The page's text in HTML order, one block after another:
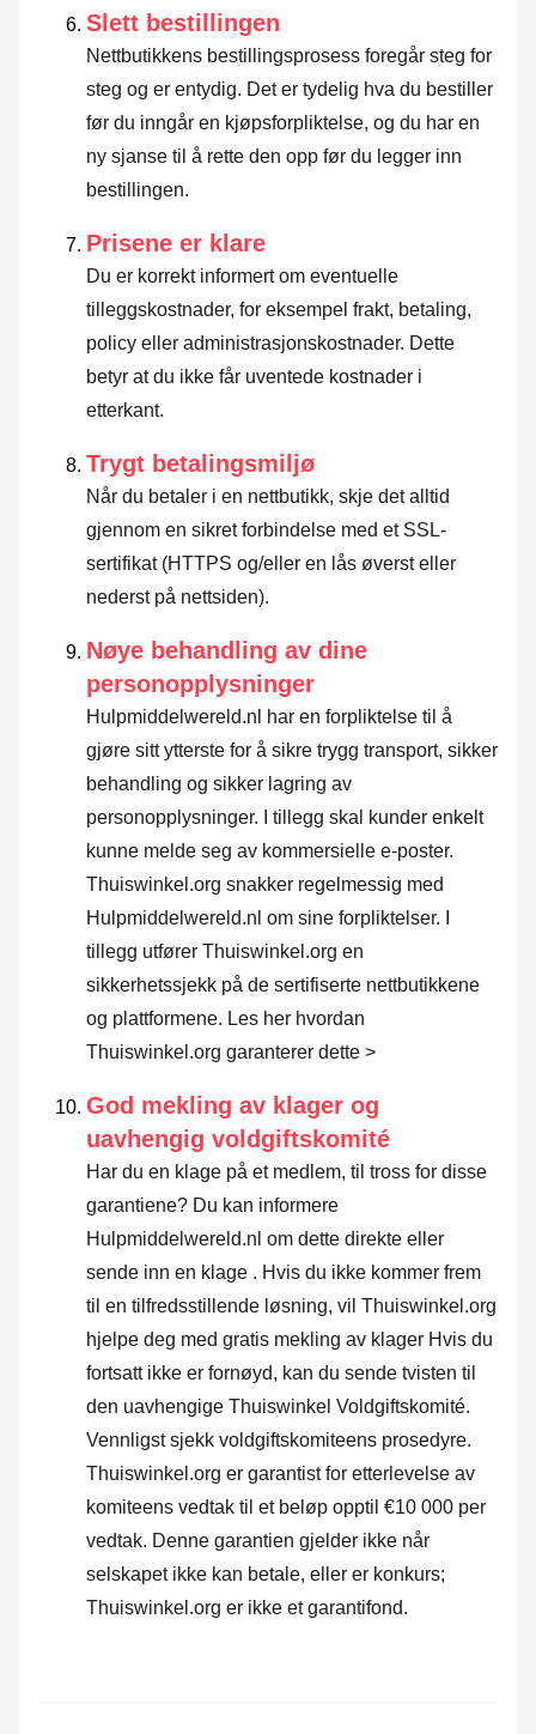
Slett bestillingen
Nettbutikkens bestillingsprosess foregår steg for
steg og er entydig. Det er tydelig hva du bestiller
før du inngår en kjøpsforpliktelse, og du har en
ny sjanse til å rette den opp før du legger inn
bestillingen.
Prisene er klare
Du er korrekt informert om eventuelle
tilleggskostnader, for eksempel frakt, betaling,
policy eller administrasjonskostnader. Dette
betyr at du ikke får uventede kostnader i
etterkant.
Trygt betalingsmiljø
Når du betaler i en nettbutikk, skje det alltid
gjennom en sikret forbindelse med et SSL-
sertifikat (HTTPS og/eller en lås øverst eller
nederst på nettsiden).
Nøye behandling av dine
personopplysninger
Hulpmiddelwereld.nl har en forpliktelse til å
gjøre sitt ytterste for å sikre trygg transport, sikker
behandling og sikker lagring av
personopplysninger. I tillegg skal kunder enkelt
kunne melde seg av kommersielle e-poster.
Thuiswinkel.org snakker regelmessig med
Hulpmiddelwereld.nl om sine forpliktelser. I
tillegg utfører Thuiswinkel.org en
sikkerhetssjekk på de sertifiserte nettbutikkene
og plattformene. Les her hvordan
Thuiswinkel.org garanterer dette >
God mekling av klager og
uavhengig voldgiftskomité
Har du en klage på et medlem, til tross for disse
garantiene? Du kan informere
Hulpmiddelwereld.nl om dette direkte eller
sende inn en klage . Hvis du ikke kommer frem
til en tilfredsstillende løsning, vil Thuiswinkel.org
hjelpe deg med gratis mekling av klager Hvis du
fortsatt ikke er fornøyd, kan du sende tvisten til
den uavhengige Thuiswinkel Voldgiftskomité.
Vennligst sjekk voldgiftskomiteens prosedyre.
Thuiswinkel.org er garantist for etterlevelse av
komiteens vedtak til et beløp opptil €10 000 per
vedtak. Denne garantien gjelder ikke når
selskapet ikke kan betale, eller er konkurs;
Thuiswinkel.org er ikke et garantifond.